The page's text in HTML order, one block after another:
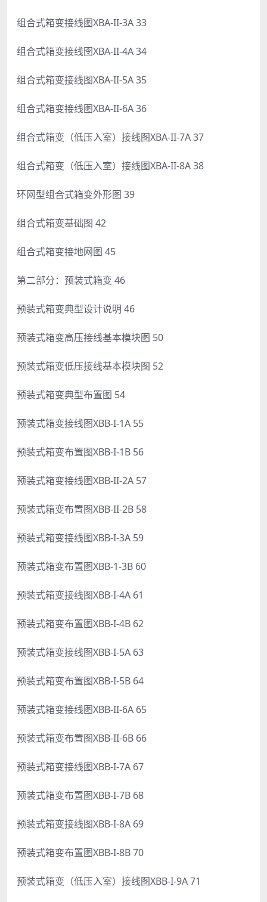
组合式箱变接线图XBA-II-3A 33
组合式箱变接线囹XBA-II-4A 34
组合式箱变接线图XBA-II-5A 35
组合式箱变接线图XBA-II-6A 36
组合式箱变（低压入室）接线图XBA-II-7A 37
组合式箱变（低压入室）接线图XBA-II-8A 38
环网型组合式箱变外形图 39
组合式箱变基础图 42
组合式箱变接地网图 45
第二部分：预装式箱变 46
预装式箱变典型设计说明 46
预装式箱变高压接线基本模块图 50
预装式箱变低压接线基本模块图 52
预装式箱变典型布置图 54
预装式箱变接线图XBB-I-1A 55
预装式箱变布置图XBB-I-1B 56
预装式箱变接线图XBB-II-2A 57
预装式箱变布置图XBB-II-2B 58
预装式箱变接线图XBB-I-3A 59
预装式箱变布置图XBB-1-3B 60
预装式箱变接线图XBB-I-4A 61
预装式箱变布置图XBB-I-4B 62
预装式箱变接线图XBB-I-5A 63
预装式箱变布置图XBB-I-5B 64
预装式箱变接线图XBB-II-6A 65
预装式箱变布置图XBB-II-6B 66
预装式箱变接线图XBB-I-7A 67
预装式箱变布置图XBB-I-7B 68
预装式箱变接线图XBB-I-8A 69
预装式箱变布置图XBB-I-8B 70
预装式箱变（低压入室）接线图XBB-I-9A 71